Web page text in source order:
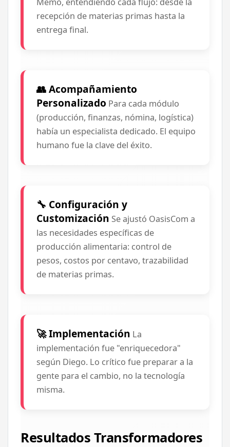
recepción de materias primas hasta la
entrega final.
👥 Acompañamiento
Personalizado Para cada módulo
(producción, finanzas, nómina, logística)
había un especialista dedicado. El equipo
humano fue la clave del éxito.
🔧 Configuración y
Customización Se ajustó OasisCom a
las necesidades específicas de
producción alimentaria: control de
pesos, costos por centavo, trazabilidad
de materias primas.
🚀 Implementación La
implementación fue "enriquecedora"
según Diego. Lo crítico fue preparar a la
gente para el cambio, no la tecnología
misma.
Resultados Transformadores